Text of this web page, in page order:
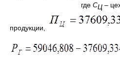
где СЦ –
продукции,